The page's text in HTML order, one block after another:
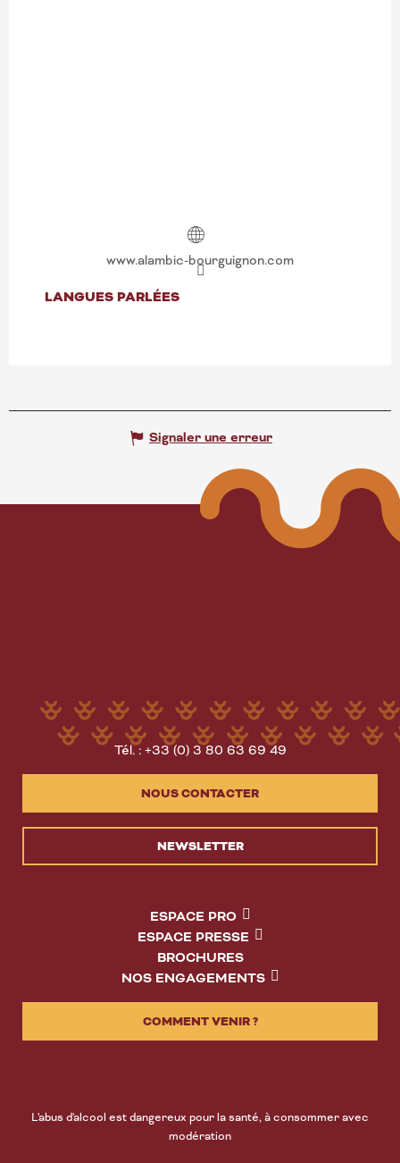
www.alambic-bourguignon.com
LANGUES PARLÉES
LANGUES PARLÉES
Signaler une erreur
Tél. : +33 (0) 3 80 63 69 49
NOUS CONTACTER
NEWSLETTER
ESPACE PRO
ESPACE PRESSE
BROCHURES
NOS ENGAGEMENTS
COMMENT VENIR ?
L'abus d'alcool est dangereux pour la santé, à consommer avec
modération